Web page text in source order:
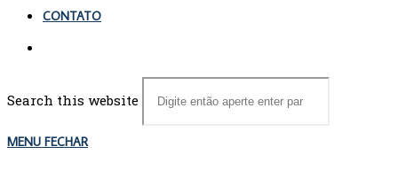
CONTATO
Search this website
MENU FECHAR